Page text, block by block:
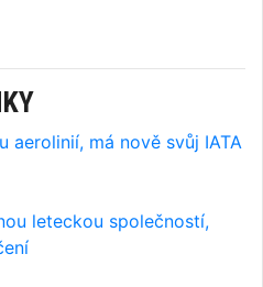
aerolinií, má nově svůj IATA
leteckou společností,